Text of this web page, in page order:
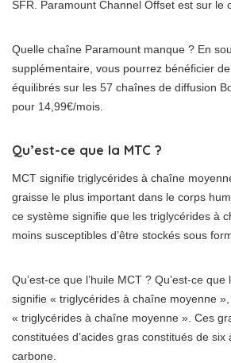
SFR. Paramount Channel Offset est sur le
Quelle chaîne Paramount manque ? En
supplémentaire, vous pourrez bénéficier
équilibrés sur les 57 chaînes de diffusion
pour 14,99€/mois.
Qu’est-ce que la MTC ?
MCT signifie triglycérides à chaîne
graisse le plus important dans le corps
ce système signifie que les triglycérides à
moins susceptibles d’être stockés sous
Qu’est-ce que l’huile MCT ? Qu’est-ce que
signifie « triglycérides à chaîne moyenne »,
« triglycérides à chaîne moyenne ». Ces
constituées d’acides gras constitués de
carbone.